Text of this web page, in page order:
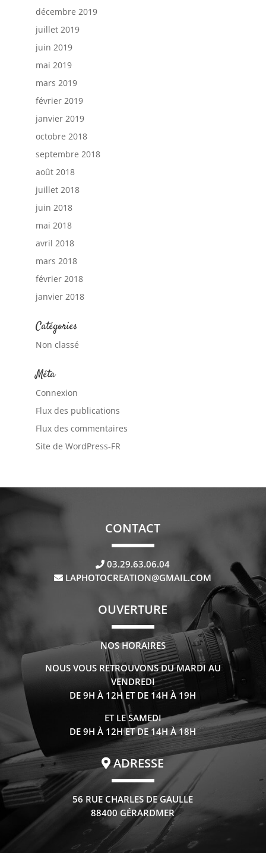
décembre 2019
juillet 2019
juin 2019
mai 2019
mars 2019
février 2019
janvier 2019
octobre 2018
septembre 2018
août 2018
juillet 2018
juin 2018
mai 2018
avril 2018
mars 2018
février 2018
janvier 2018
Catégories
Non classé
Méta
Connexion
Flux des publications
Flux des commentaires
Site de WordPress-FR
CONTACT
03.29.63.06.04
LAPHOTOCREATION@GMAIL.COM
OUVERTURE
NOS HORAIRES
NOUS VOUS RETROUVONS DU MARDI AU
VENDREDI
DE 9H À 12H ET DE 14H À 19H
ET LE SAMEDI
DE 9H À 12H ET DE 14H À 18H
ADRESSE
56 RUE CHARLES DE GAULLE
88400 GÉRARDMER